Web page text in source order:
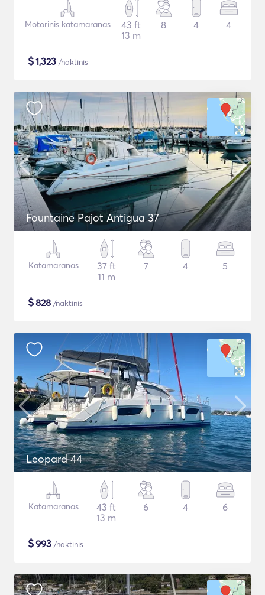
Motorinis katamaranas
43 ft
13 m
8 4 4
$1,323 /naktinis
Fountaine Pajot Antigua 37
Katamaranas
37 ft
11 m
7 4 5
$828 /naktinis
Leopard 44
Katamaranas
43 ft
13 m
6 4 6
$993 /naktinis